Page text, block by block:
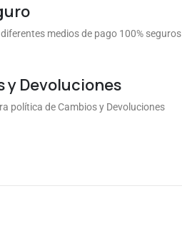
medios de pago 100% seguros
y Devoluciones
política de Cambios y Devoluciones